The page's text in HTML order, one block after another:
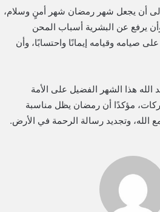
أن يجعل شهر رمضان شهر أمنٍ وسلام،
يرفع عن البشرية أسباب المحن
صيامه وقيامه إيمانًا واحتسابًا، وأن
الله هذا الشهر الفضيل على الأمة
مؤكدًا أن رمضان يظل مناسبة
الله، وتجديد رسالة الرحمة في الأرض.